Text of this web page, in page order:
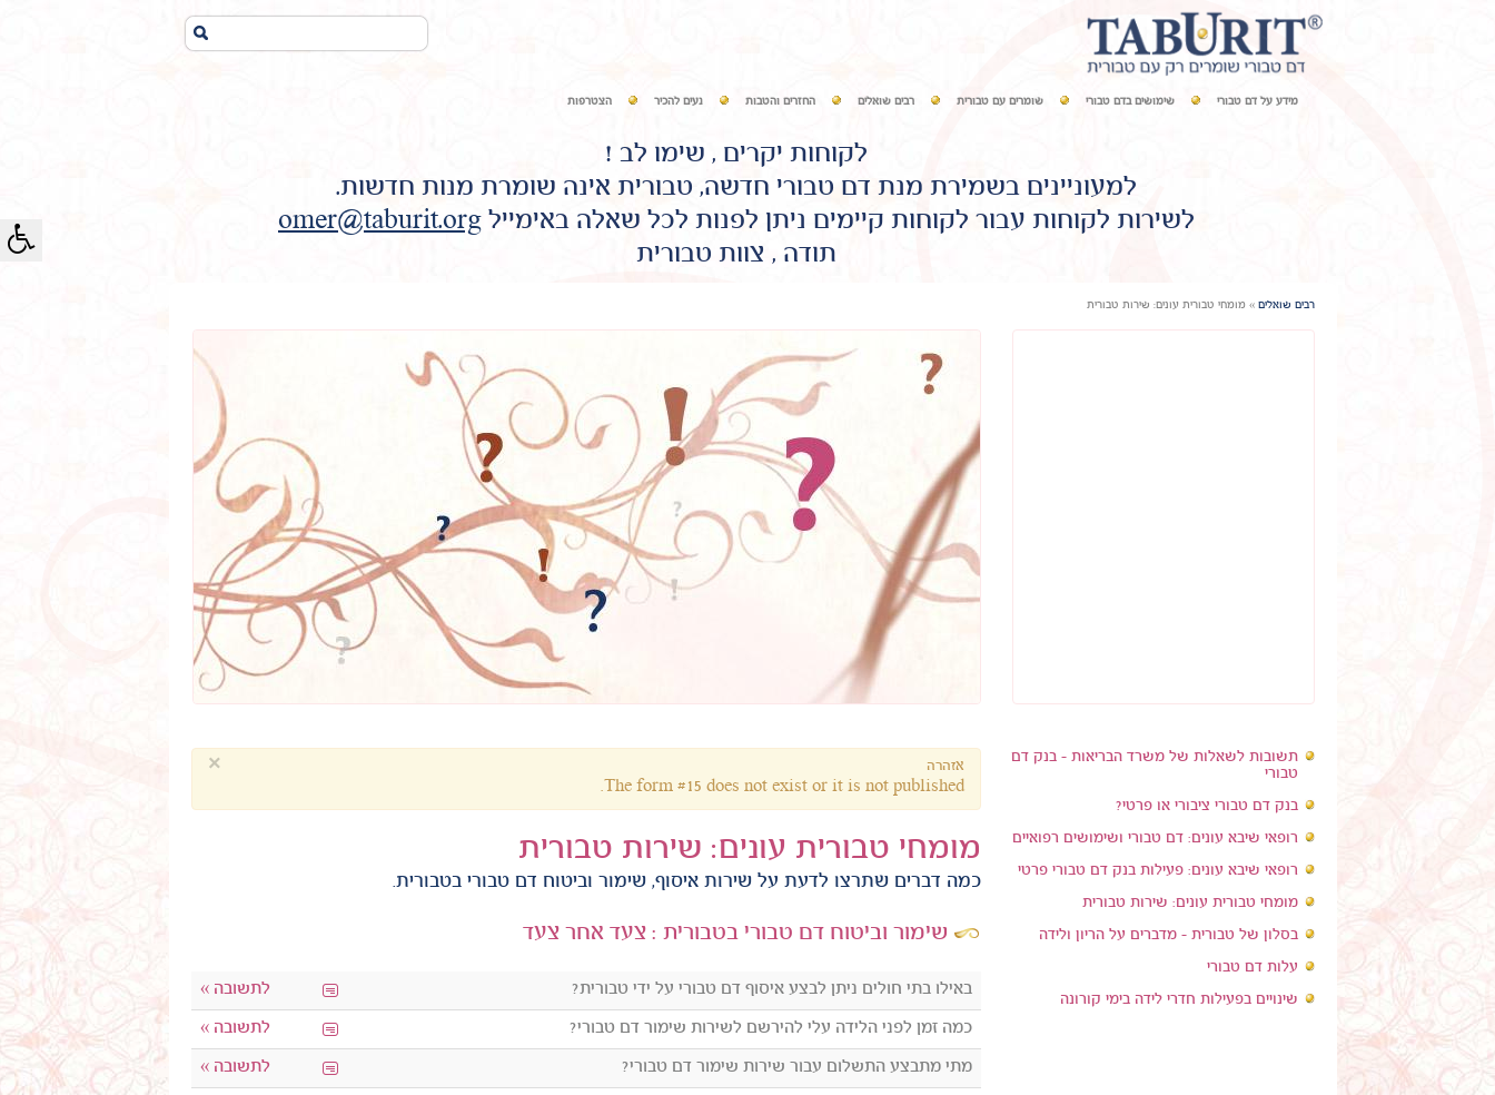
מידע על דם טבורי שימושים בדם טבורי שומרים עם טבורית רבים שואלים החזרים והטבות נעים להכיר הצטרפות
לקוחות יקרים , שימו לב !
למעוניינים בשמירת מנת דם טבורי חדשה, טבורית אינה שומרת מנות חדשות.
לשירות לקוחות עבור לקוחות קיימים ניתן לפנות לכל שאלה באימייל omer@taburit.org
תודה , צוות טבורית
רבים שואלים » מומחי טבורית עונים: שירות טבורית
תשובות לשאלות של משרד הבריאות - בנק דם
טבורי
בנק דם טבורי ציבורי או פרטי?
רופאי שיבא עונים: דם טבורי ושימושים רפואיים
רופאי שיבא עונים: פעילות בנק דם טבורי פרטי
מומחי טבורית עונים: שירות טבורית
בסלון של טבורית - מדברים על הריון ולידה
עלות דם טבורי
שינויים בפעילות חדרי לידה בימי קורונה
× אזהרה
The form #15 does not exist or it is not published.
מומחי טבורית עונים: שירות טבורית
כמה דברים שתרצו לדעת על שירות איסוף, שימור וביטוח דם טבורי בטבורית.
שימור וביטוח דם טבורי בטבורית : צעד אחר צעד
באילו בתי חולים ניתן לבצע איסוף דם טבורי על ידי טבורית? לתשובה »
כמה זמן לפני הלידה עלי להירשם לשירות שימור דם טבורי? לתשובה »
מתי מתבצע התשלום עבור שירות שימור דם טבורי? לתשובה »